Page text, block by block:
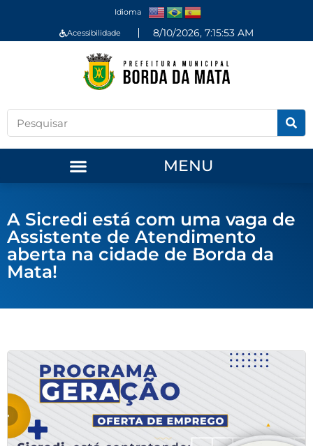
Idioma
Acessibilidade 8/10/2026, 7:15:53 AM
MENU
A Sicredi está com uma vaga de
Assistente de Atendimento
aberta na cidade de Borda da
Mata!